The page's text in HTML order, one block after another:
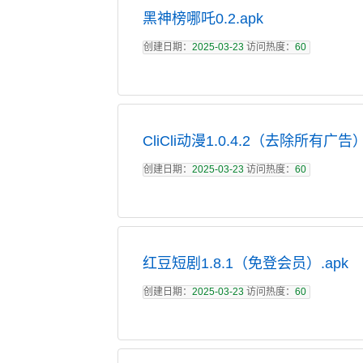
黑神榜哪吒0.2.apk
创建日期： 2025-03-23 访问热度： 60
CliCli动漫1.0.4.2（去除所有广告
创建日期： 2025-03-23 访问热度： 60
红豆短剧1.8.1（免登会员）.apk
创建日期： 2025-03-23 访问热度： 60